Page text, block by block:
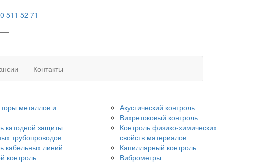
511 52 71
Контакты
металлов и
Акустический контроль
Вихретоковый контроль
катодной защиты
трубопроводов
Контроль физико-химических
свойств материалов
кабельных линий
Капиллярный контроль
контроль
Виброметры